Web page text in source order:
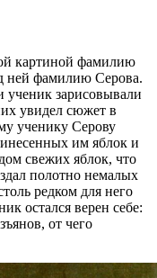
картиной фамилию
ней фамилию Серова.
ученик зарисовывали
увидел сюжет в
ученику Серову
им яблок и
свежих яблок, что
полотно немалых
редком для него
остался верен себе:
от чего